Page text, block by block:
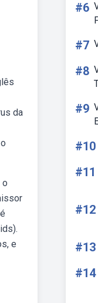
da
o
e
#6
#7
#8
#9
#10
#11
#12
#13
#14